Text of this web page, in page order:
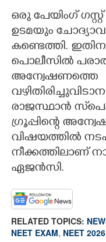
ഒരു പേയിംഗ്
ഉടമയും
കണ്ടെത്തി.
പൊലീസിൽ
അന്വേഷണത്തെ
രാജസ്ഥാൻ
ഗ്രൂപ്പിന്റെ
വിഷയത്തിൽ
നീക്കത്തിലാണ്
ഏജൻസി.
RELATED TOPICS:
NEET EXAM, NEET 2026